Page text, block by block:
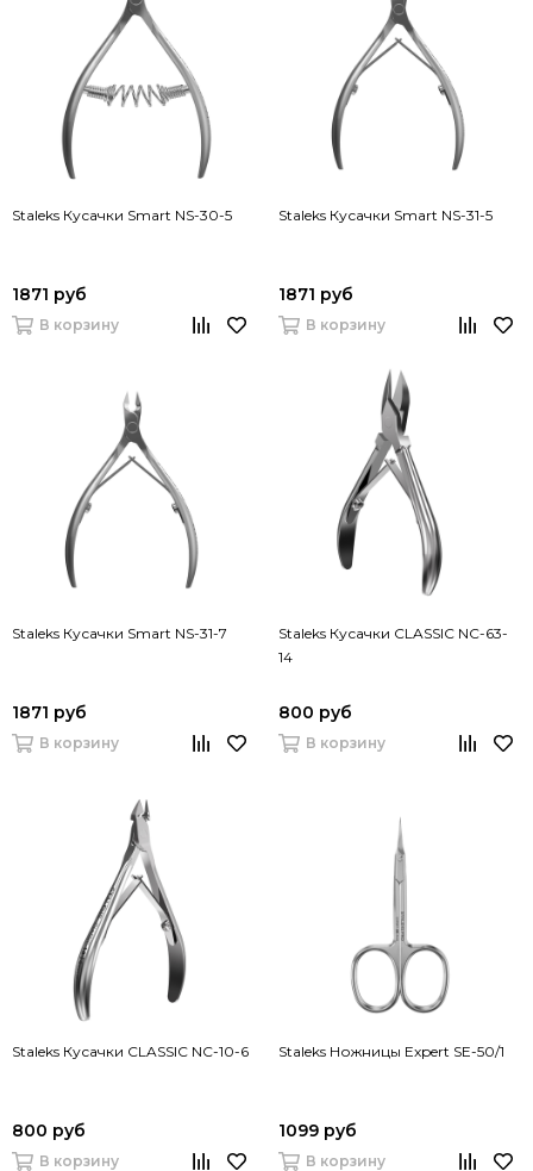
Staleks Кусачки Smart NS-30-5
1871 руб
В корзину
Staleks Кусачки Smart NS-31-5
1871 руб
В корзину
Staleks Кусачки Smart NS-31-7
1871 руб
В корзину
Staleks Кусачки CLASSIC NC-63-
14
800 руб
В корзину
Staleks Кусачки CLASSIC NC-10-6
800 руб
В корзину
Staleks Ножницы Expert SE-50/1
1099 руб
В корзину